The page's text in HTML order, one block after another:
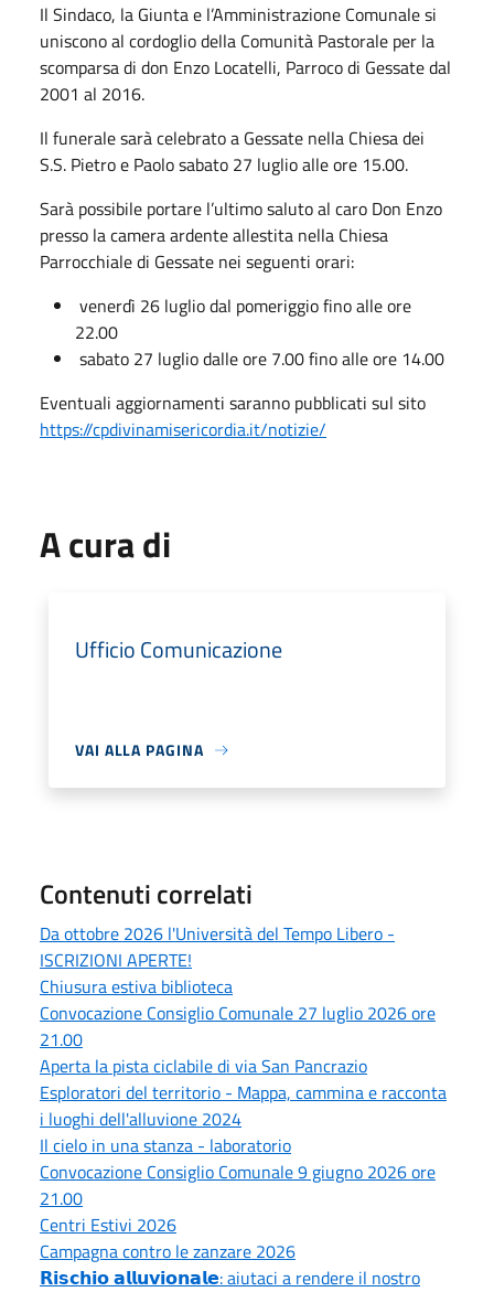
Il Sindaco, la Giunta e l’Amministrazione Comunale si
uniscono al cordoglio della Comunità Pastorale per la
scomparsa di don Enzo Locatelli, Parroco di Gessate dal
2001 al 2016.
Il funerale sarà celebrato a Gessate nella Chiesa dei
S.S. Pietro e Paolo sabato 27 luglio alle ore 15.00.
Sarà possibile portare l’ultimo saluto al caro Don Enzo
presso la camera ardente allestita nella Chiesa
Parrocchiale di Gessate nei seguenti orari:
venerdì 26 luglio dal pomeriggio fino alle ore
22.00
sabato 27 luglio dalle ore 7.00 fino alle ore 14.00
Eventuali aggiornamenti saranno pubblicati sul sito
https://cpdivinamisericordia.it/notizie/
A cura di
Ufficio Comunicazione
VAI ALLA PAGINA
Contenuti correlati
Da ottobre 2026 l'Università del Tempo Libero -
ISCRIZIONI APERTE!
Chiusura estiva biblioteca
Convocazione Consiglio Comunale 27 luglio 2026 ore
21.00
Aperta la pista ciclabile di via San Pancrazio
Esploratori del territorio - Mappa, cammina e racconta
i luoghi dell'alluvione 2024
Il cielo in una stanza - laboratorio
Convocazione Consiglio Comunale 9 giugno 2026 ore
21.00
Centri Estivi 2026
Campagna contro le zanzare 2026
𝗥𝗶𝘀𝗰𝗵𝗶𝗼 𝗮𝗹𝗹𝘂𝘃𝗶𝗼𝗻𝗮𝗹𝗲: aiutaci a rendere il nostro